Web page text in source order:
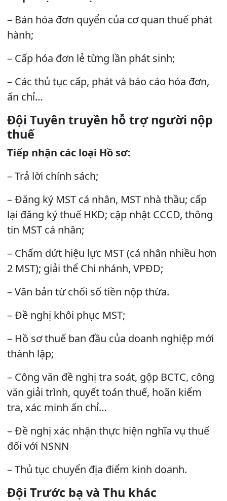
– Bán hóa đơn quyển của cơ quan thuế phát
hành;
– Cấp hóa đơn lẻ từng lần phát sinh;
– Các thủ tục cấp, phát và báo cáo hóa đơn,
ấn chỉ…
Đội Tuyên truyền hỗ trợ người nộp
thuế
Tiếp nhận các loại Hồ sơ:
– Trả lời chính sách;
– Đăng ký MST cá nhân, MST nhà thầu; cấp
lại đăng ký thuế HKD; cập nhật CCCD, thông
tin MST cá nhân;
– Chấm dứt hiệu lực MST (cá nhân nhiều hơn
2 MST); giải thể Chi nhánh, VPĐD;
– Văn bản từ chối số tiền nộp thừa.
– Đề nghị khôi phục MST;
– Hồ sơ thuế ban đầu của doanh nghiệp mới
thành lập;
– Công văn đề nghị tra soát, gộp BCTC, công
văn giải trình, quyết toán thuế, hoãn kiểm
tra, xác minh ấn chỉ…
– Đề nghị xác nhận thực hiện nghĩa vụ thuế
đối với NSNN
– Thủ tục chuyển địa điểm kinh doanh.
Đội Trước bạ và Thu khác